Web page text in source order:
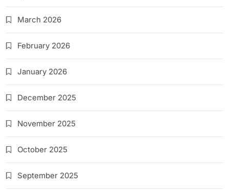
March 2026
February 2026
January 2026
December 2025
November 2025
October 2025
September 2025